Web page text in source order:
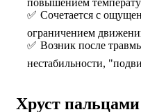
повышением
Сочетается с
ограничением
Возник после
нестабильности,
Хруст